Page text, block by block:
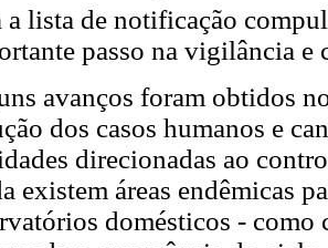
a lista de notificação
passo na vigilância e
avanços foram obtidos
dos casos humanos e
direcionadas ao
existem áreas endêmicas
domésticos - como